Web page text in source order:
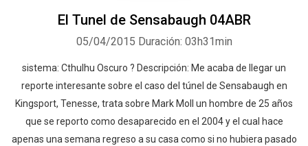
El Tunel de Sensabaugh 04ABR
05/04/2015 Duración: 03h31min
sistema: Cthulhu Oscuro ? Descripción: Me acaba de llegar un
reporte interesante sobre el caso del túnel de Sensabaugh en
Kingsport, Tenesse, trata sobre Mark Moll un hombre de 25 años
que se reporto como desaparecido en el 2004 y el cual hace
apenas una semana regreso a su casa como si no hubiera pasado